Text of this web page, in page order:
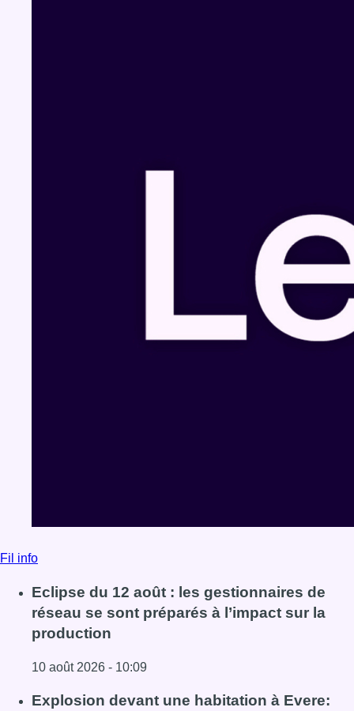
Fil info
Eclipse du 12 août : les gestionnaires de
réseau se sont préparés à l’impact sur la
production
10 août 2026 - 10:09
Lire l'article Eclipse du 12 août : les gestionnaires de
Explosion devant une habitation à Evere: